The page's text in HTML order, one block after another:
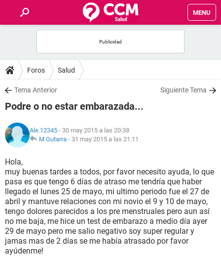
MENU
FOROS
SALUD
NUTRICIÓN
BIENESTAR
SEXUALIDAD
GLOSARIO
Foros Salud
Tema Anterior Siguiente Tema
Podre o no estar embarazada...
Ale.12345 - 30 may 2015 a las 20:38
M Gutarra - 31 may 2015 a las 21:11
Hola,
muy buenas tardes a todos, por favor necesito ayuda, lo que
pasa es que tengo 6 días de atraso me tendría que haber
llegado el lunes 25 de mayo, mi ultimo periodo fue el 27 de
abril y mantuve relaciones con mi novio el 9 y 10 de mayo,
tengo dolores parecidos a los pre menstruales pero aun así
no me baja, me hice un test de embarazo a medio día ayer
29 de mayo pero me salio negativo soy super regular y
jamas mas de 2 días se me había atrasado por favor
ayúdenme!